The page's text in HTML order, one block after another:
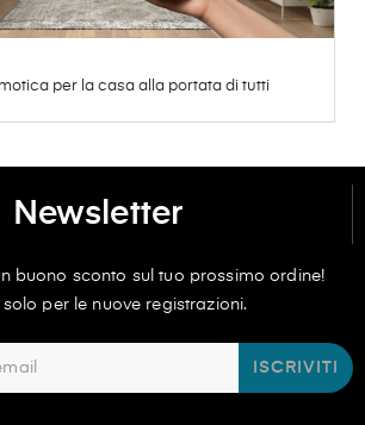
per la casa alla portata di tutti
Newsletter
buono sconto sul tuo prossimo ordine!
solo per le nuove registrazioni.
ISCRIVITI